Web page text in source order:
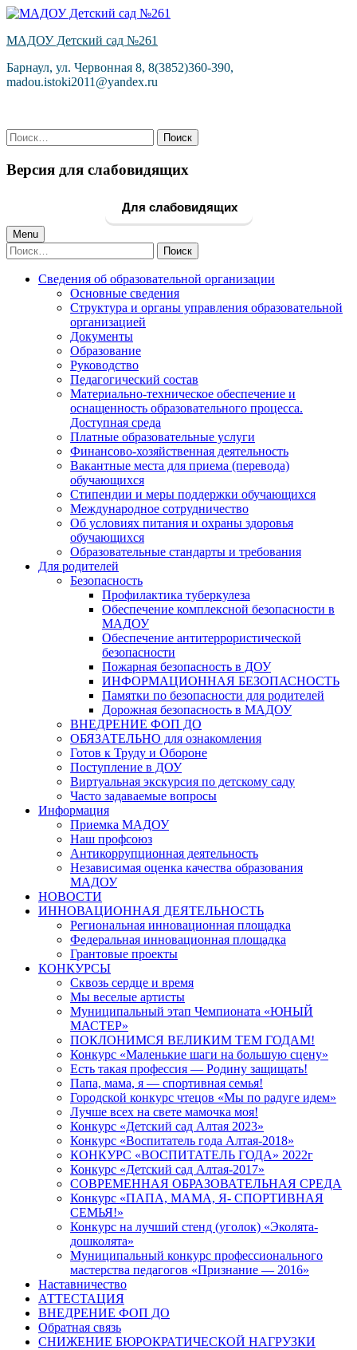
Skip
content
МАДОУ Детский сад №261
Барнаул, ул. Червонная 8, 8(3852)360-390,
madou.istoki2011@yandex.ru
Найти:
Версия для слабовидящих
Для слабовидящих
Primary
Menu
Menu
Найти:
Сведения об образовательной организации
Основные сведения
Структура и органы управления образовательной
организацией
Документы
Образование
Руководство
Педагогический состав
Материально-техническое обеспечение и
оснащенность образовательного процесса.
Доступная среда
Платные образовательные услуги
Финансово-хозяйственная деятельность
Вакантные места для приема (перевода)
обучающихся
Стипендии и меры поддержки обучающихся
Международное сотрудничество
Об условиях питания и охраны здоровья
обучающихся
Образовательные стандарты и требования
Для родителей
Безопасность
Профилактика туберкулеза
Обеспечение комплексной безопасности в
МАДОУ
Обеспечение антитеррористической
безопасности
Пожарная безопасность в ДОУ
ИНФОРМАЦИОННАЯ БЕЗОПАСНОСТЬ
Памятки по безопасности для родителей
Дорожная безопасность в МАДОУ
ВНЕДРЕНИЕ ФОП ДО
ОБЯЗАТЕЛЬНО для ознакомления
Готов к Труду и Обороне
Поступление в ДОУ
Виртуальная экскурсия по детскому саду
Часто задаваемые вопросы
Информация
Приемка МАДОУ
Наш профсоюз
Антикоррупционная деятельность
Независимая оценка качества образования
МАДОУ
НОВОСТИ
ИННОВАЦИОННАЯ ДЕЯТЕЛЬНОСТЬ
Региональная инновационная площадка
Федеральная инновационная площадка
Грантовые проекты
КОНКУРСЫ
Сквозь сердце и время
Мы веселые артисты
Муниципальный этап Чемпионата «ЮНЫЙ
МАСТЕР»
ПОКЛОНИМСЯ ВЕЛИКИМ ТЕМ ГОДАМ!
Конкурс «Маленькие шаги на большую сцену»
Есть такая профессия — Родину защищать!
Папа, мама, я — спортивная семья!
Городской конкурс чтецов «Мы по радуге идем»
Лучше всех на свете мамочка моя!
Конкурс «Детский сад Алтая 2023»
Конкурс «Воспитатель года Алтая-2018»
КОНКУРС «ВОСПИТАТЕЛЬ ГОДА» 2022г
Конкурс «Детский сад Алтая-2017»
СОВРЕМЕННАЯ ОБРАЗОВАТЕЛЬНАЯ СРЕДА
Конкурс «ПАПА, МАМА, Я- СПОРТИВНАЯ
СЕМЬЯ!»
Конкурс на лучший стенд (уголок) «Эколята-
дошколята»
Муниципальный конкурс профессионального
мастерства педагогов «Признание — 2016»
Наставничество
АТТЕСТАЦИЯ
ВНЕДРЕНИЕ ФОП ДО
Обратная связь
СНИЖЕНИЕ БЮРОКРАТИЧЕСКОЙ НАГРУЗКИ